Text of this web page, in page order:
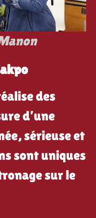
des
d’une
sérieuse et
sont uniques
sur le